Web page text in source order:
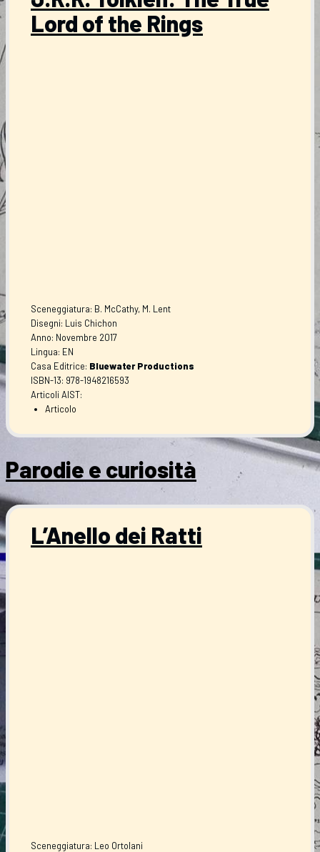
Lord of the Rings
Sceneggiatura: B. McCathy, M. Lent
Disegni: Luis Chichon
Anno: Novembre 2017
Lingua: EN
Casa Editrice: Bluewater Productions
ISBN-13: 978-1948216593
Articoli AIST:
Articolo
Parodie e curiosità
L’Anello dei Ratti
Sceneggiatura: Leo Ortolani